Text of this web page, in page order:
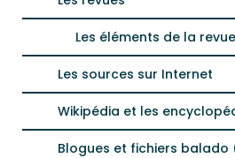
Les éléments de la revue
Les sources sur Internet
Wikipédia et les
Blogues et fichiers